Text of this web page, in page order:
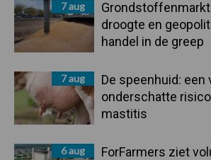
7 aug
droogte en
handel in de greep
7 aug
De speenhuid: een
onderschatte
mastitis
6 aug
ForFarmers ziet